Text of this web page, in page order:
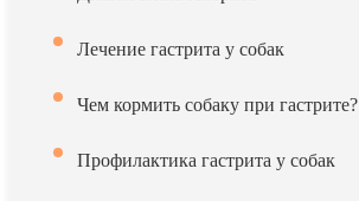
Лечение гастрита у собак
Чем кормить собаку при гастрите?
Профилактика гастрита у собак